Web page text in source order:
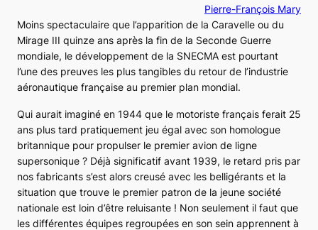
Pierre-François Mary
Moins spectaculaire que l’apparition de la Caravelle ou du
Mirage III quinze ans après la fin de la Seconde Guerre
mondiale, le développement de la SNECMA est pourtant
l’une des preuves les plus tangibles du retour de l’industrie
aéronautique française au premier plan mondial.
Qui aurait imaginé en 1944 que le motoriste français ferait 25
ans plus tard pratiquement jeu égal avec son homologue
britannique pour propulser le premier avion de ligne
supersonique ? Déjà significatif avant 1939, le retard pris par
nos fabricants s’est alors creusé avec les belligérants et la
situation que trouve le premier patron de la jeune société
nationale est loin d’être reluisante ! Non seulement il faut que
les différentes équipes regroupées en son sein apprennent à